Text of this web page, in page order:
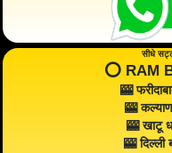
सीधे
⭕️ RAM
🎰
🎰
🎰 खाटू
🎰